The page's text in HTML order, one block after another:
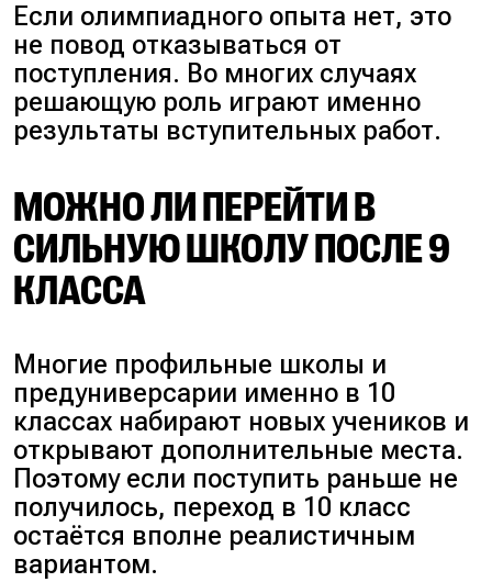
Если олимпиадного опыта нет, это
не повод отказываться от
поступления. Во многих случаях
решающую роль играют именно
результаты вступительных работ.
МОЖНО ЛИ ПЕРЕЙТИ В
СИЛЬНУЮ ШКОЛУ ПОСЛЕ 9
КЛАССА
Многие профильные школы и
предуниверсарии именно в 10
классах набирают новых учеников и
открывают дополнительные места.
Поэтому если поступить раньше не
получилось, переход в 10 класс
остаётся вполне реалистичным
вариантом.